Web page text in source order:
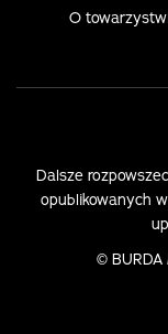
O
Dalsze
opublikowanych
© BURDA